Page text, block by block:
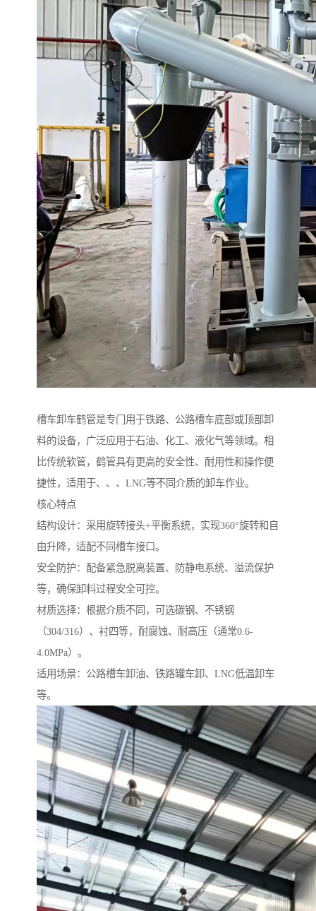
槽车卸车鹤管是专门用于铁路、公路槽车底部或顶部卸
料的设备，广泛应用于石油、化工、液化气等领域。相
比传统软管，鹤管具有更高的安全性、耐用性和操作便
捷性，适用于、、、LNG等不同介质的卸车作业。
核心特点
结构设计：采用旋转接头+平衡系统，实现360°旋转和自
由升降，适配不同槽车接口。
安全防护：配备紧急脱离装置、防静电系统、溢流保护
等，确保卸料过程安全可控。
材质选择：根据介质不同，可选碳钢、不锈钢
（304/316）、衬四等，耐腐蚀、耐高压（通常0.6-
4.0MPa）。
适用场景：公路槽车卸油、铁路罐车卸、LNG低温卸车
等。